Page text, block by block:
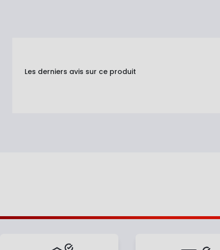
Les derniers avis sur ce produit